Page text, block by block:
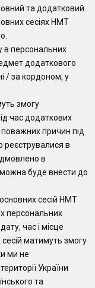
та додатковий.
сесіях НМТ
в персональних
додаткового
/ за кордоном, у
змогу
час додаткових
поважних причин під
реєструвалися в
в
можна буде внести до
сесій НМТ
персональних
час і місце
матимуть змогу
ми не
України
та